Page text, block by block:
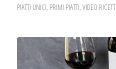
PIATTI UNICI, PRIMI PIATTI, VIDEO